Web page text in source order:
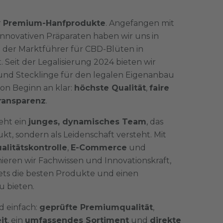
Premium-Hanfprodukte. Angefangen mit
Präparaten haben wir uns in
der Marktführer für CBD-Blüten in
der Legalisierung 2024 bieten wir
Stecklinge für den legalen Eigenanbau
Beginn an klar: höchste Qualität, faire
.
ein junges, dynamisches Team, das
sondern als Leidenschaft versteht. Mit
, E-Commerce und
wir Fachwissen und Innovationskraft,
die besten Produkte und einen
bieten.
einfach: geprüfte Premiumqualität,
, ein umfassendes Sortimentund direkte